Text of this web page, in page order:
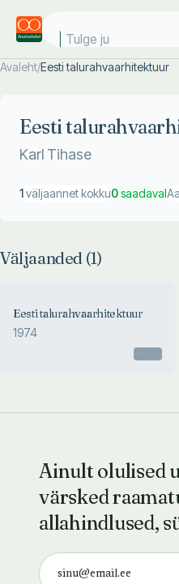
Tulge jub
Avaleht/Eesti talurahvaarhitektuur
Eesti
Karl Tihase
1väljaannet kokku0saadaval
Väljaanded (1)
Eesti talurahvaarhitektuur
1974
Ainult olulised
värsked
allahindlused,